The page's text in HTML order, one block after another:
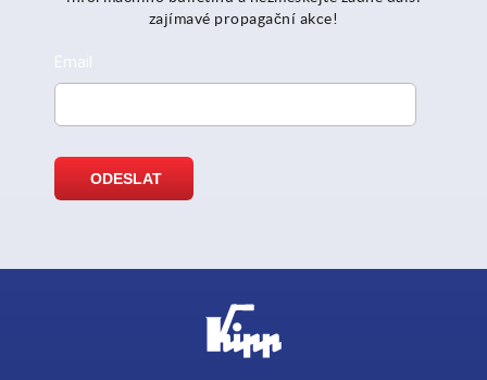
zajímavé propagační akce!